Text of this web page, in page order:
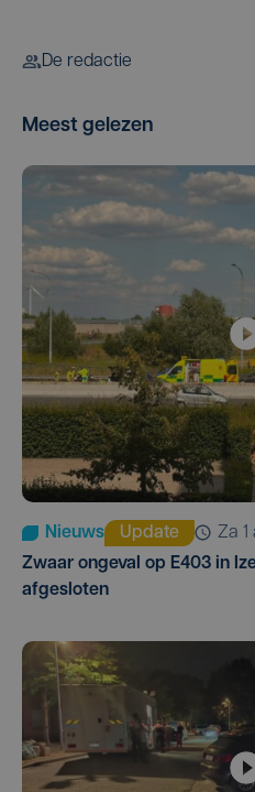
De redactie
Meest gelezen
Nieuws Update
za
Zwaar ongeval op E403 in
afgesloten